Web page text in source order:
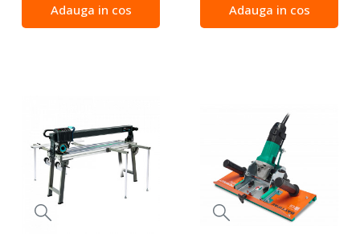
faianță, plăci ceramice de
dimensiuni mari, etc. Se
Adauga in cos
ce permite slefuirea
marginilor placilor de gresie,
Adauga in cos